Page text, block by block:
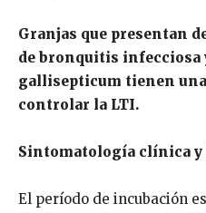
Granjas que presentan
de bronquitis infecciosa
gallisepticum tienen
controlar la LTI.
Sintomatología clínica y
El período de incubación